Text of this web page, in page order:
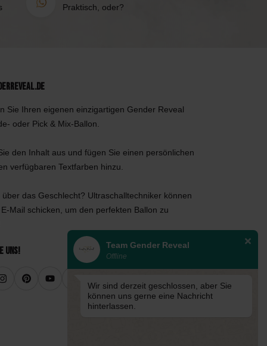
Praktisch, oder?
Sie Ihren eigenen einzigartigen Gender Reveal
oder Pick & Mix-Ballon.
den Inhalt aus und fügen Sie einen persönlichen
verfügbaren Textfarben hinzu.
über das Geschlecht? Ultraschalltechniker können
Mail schicken, um den perfekten Ballon zu
uns! Team Gender Reveal
Offline
Wir sind derzeit geschlossen, aber Sie
können uns gerne eine Nachricht
hinterlassen.